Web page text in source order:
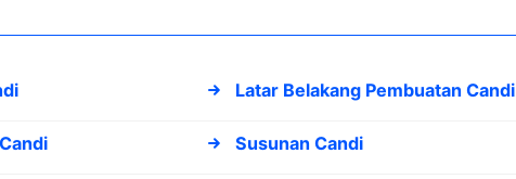
Latar Belakang Pembuatan Candi
Susunan Candi